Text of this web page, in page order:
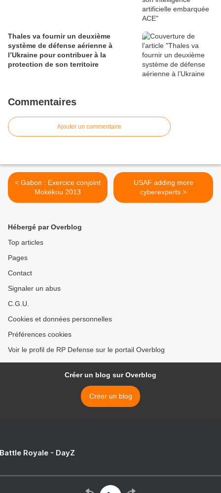
Thales va fournir un deuxième
système de défense aérienne à
l’Ukraine pour contribuer à la
protection de son territoire
Commentaires
Ajouter un commentaire
< Gabon : Exercice conjoint
Mokékou 2013
USAF adding more
cyberexperts >
Hébergé par Overblog
Top articles
Pages
Contact
Signaler un abus
C.G.U.
Cookies et données personnelles
Préférences cookies
Voir le profil de RP Defense sur le portail Overblog
Créer un blog sur Overblog
Créer un blog
Royale - DayZ